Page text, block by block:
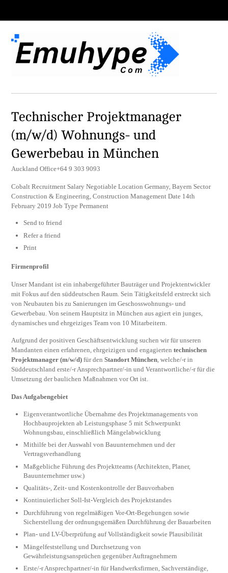
Technischer Projektmanager
(m/w/d) Wohnungs- und
Gewerbebau in München
Auckland Office+64 9 303 9093
Cobalt Recruitment Salary Negotiable Location Germany, Bayern Sector
Construction & Engineering, Construction Management Date 14th
February 2019 Job Type Permanent
Send to friend
Refer a friend
Print
Firmenprofil
Unser Mandant ist ein inhabergeführter Bauträger und Projektentwickler
mit Fokus auf den süddeutschen Raum. Sein Tätigkeitsfeld erstreckt sich
von Neubauten bis zu Sanierungen im Geschosswohnungs- und
Gewerbebau. Von seinem Hauptsitz in München aus agiert ein junges,
dynamisches und ehrgeiziges Team von 10 Mitarbeitern.
Aufgrund der positiven Geschäftsentwicklung suchen wir für unseren
Mandanten einen erfahrenen, ehrgeizigen und engagiertentechnischen
Projektmanager (m/w/d) für denStandort München, welche/-r in
Süddeutschland erste/-r Ansprechpartner/-in und Verantwortliche/-r für die
Umsetzung der baulichen Maßnahmen vor Ort ist.
Das Aufgabengebiet
Eigenverantwortliche Übernahme des Projektmanagements von
Hochbauprojekten ab Leistungsphase 5 mit Schwerpunkt
Wohnungsbau, einschließlich Mängelabwicklung
Mithilfe bei der Auswahl von Bauunternehmen und der
Vertragsverhandlung
Maßgebliche Führung des Projektteams (Architekten, Planer,
Bauunternehmer usw.)
Qualitäts-, Zeit- und Kostenkontrolle der Bauvorhaben
Kontinuierlicher Soll-Ist-Vergleich des Projektstandes
Durchführung von regelmäßigen Vor-Ort-Begehungen sowie
Sicherstellung der ordnungsgemäßen Durchführung der Bauarbeiten
Plan- und LV-Überprüfung auf Vollständigkeit sowie Plausibilität
Mängelfeststellung und Durchsetzung von
Gewährleistungsansprüchen gegenüber Auftragnehmern
Erste/-r Ansprechpartner/-in für Handwerksfirmen, Sachverständige,